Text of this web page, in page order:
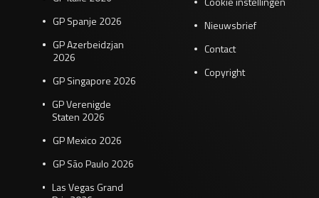
GP Spanje 2026
GP Azerbeidzjan
2026
GP Singapore 2026
GP Verenigde
Staten 2026
GP Mexico 2026
GP São Paulo 2026
Las Vegas Grand
Nieuwsbrief
Contact
Copyright